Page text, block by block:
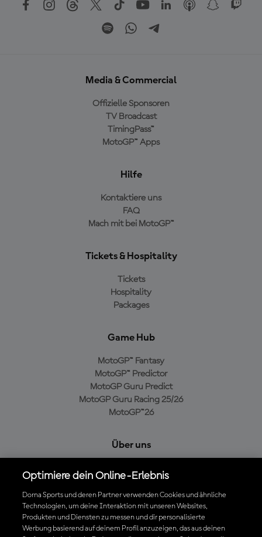
Media & Commercial
Offizielle Sponsoren
TV Broadcast
TimingPass™
MotoGP™ Apps
Hilfe
Kontaktiere uns
FAQ
Mach mit bei MotoGP™
Tickets & Hospitality
Tickets
Hospitality
Packages
Game Hub
MotoGP™ Fantasy
MotoGP™ Predictor
MotoGP Guru Predict
MotoGP Guru Racing 25/26
MotoGP™26
Über uns
Cookie-Richtlinien
Geschäftsbedingungen
Datenschutzrichtlinien
Kaufrichtlinie
Optimiere dein Online-Erlebnis
Dorna Sports und deren Partner verwenden Cookies und ähnliche
Technologien, um deine Interaktion mit unseren Websites,
Produkten und Diensten zu messen und dir personalisierte
Werbung basierend auf deinem Profil anzuzeigen, das aus deinen